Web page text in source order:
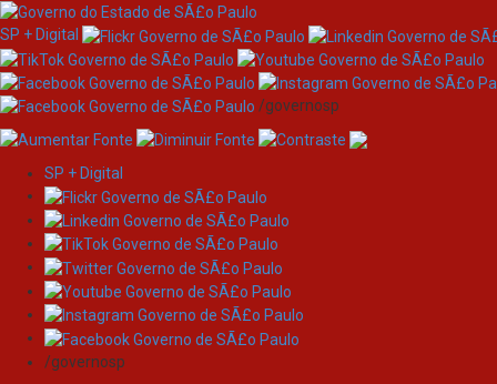
Skip
navigation
SP + Digital
/governosp
SP + Digital
/governosp
Search
Search: